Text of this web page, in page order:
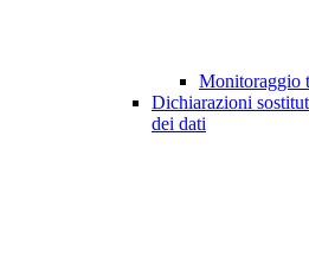
Monitoraggio
Dichiarazioni
dei dati